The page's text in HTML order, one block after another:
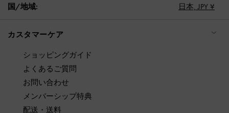
国/地域: 日本, JPY ¥
カスタマーケア
ショッピングガイド
よくあるご質問
お問い合わせ
メンバーシップ特典
配送・送料